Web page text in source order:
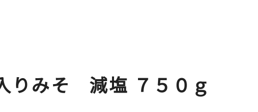
りみそ 減塩 ７５０ｇ